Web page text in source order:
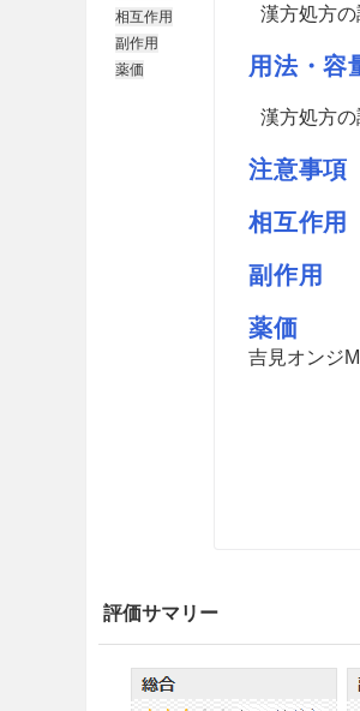
相互作用
副作用
薬価
漢方処方
用法・容
漢方処方
注意事項
相互作用
副作用
薬価
吉見オンジM
評価サマリー